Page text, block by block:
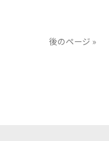
後のページ »